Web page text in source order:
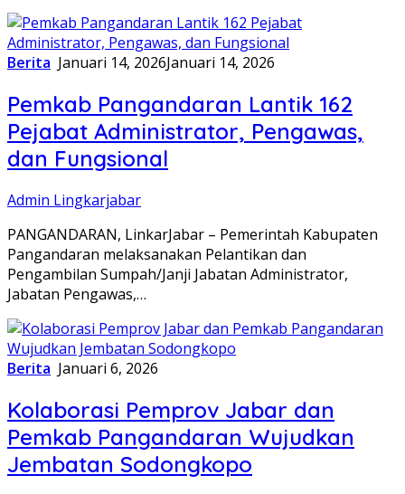
Berita Januari 14, 2026Januari 14, 2026
Pemkab Pangandaran Lantik 162
Pejabat Administrator, Pengawas,
dan Fungsional
Admin Lingkarjabar
PANGANDARAN, LinkarJabar – Pemerintah Kabupaten
Pangandaran melaksanakan Pelantikan dan
Pengambilan Sumpah/Janji Jabatan Administrator,
Jabatan Pengawas,…
Berita Januari 6, 2026
Kolaborasi Pemprov Jabar dan
Pemkab Pangandaran Wujudkan
Jembatan Sodongkopo